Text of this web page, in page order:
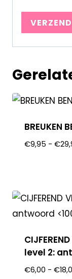
BREUKEN
€9,95 - €
level 2:
€6,00 - €